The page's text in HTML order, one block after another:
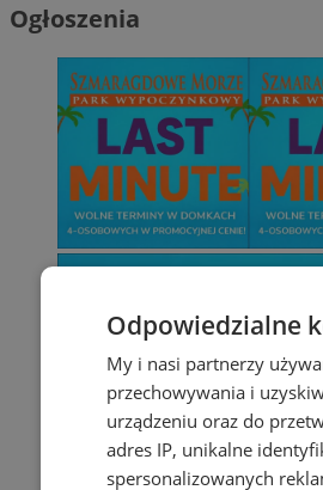
Ogłoszenia
Odpowiedzialne
My i nasi partnerzy
przechowywania i
urządzeniu oraz do
adres IP, unikalne
spersonalizowanych